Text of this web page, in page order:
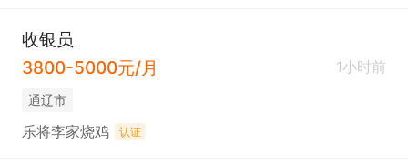
收银员
3800-5000元/月
1小时前
通辽市
乐将李家烧鸡 认证